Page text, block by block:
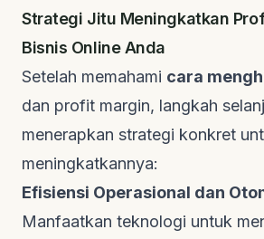
Strategi Jitu Meningkatkan
Bisnis Online Anda
Setelah memahami cara
dan profit margin, langkah
menerapkan strategi konkret
meningkatkannya:
Efisiensi Operasional dan
Manfaatkan teknologi untuk